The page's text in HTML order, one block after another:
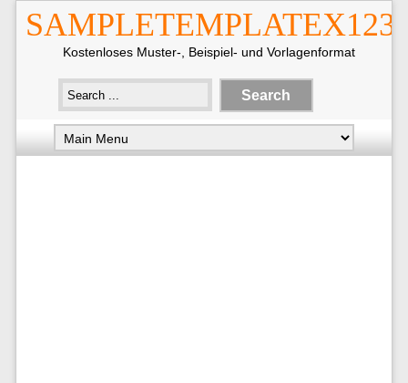
Kostenloses Muster-, Beispiel- und Vorlagenformat